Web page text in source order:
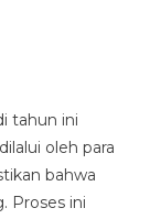
tahun ini
oleh para
bahwa
Proses ini